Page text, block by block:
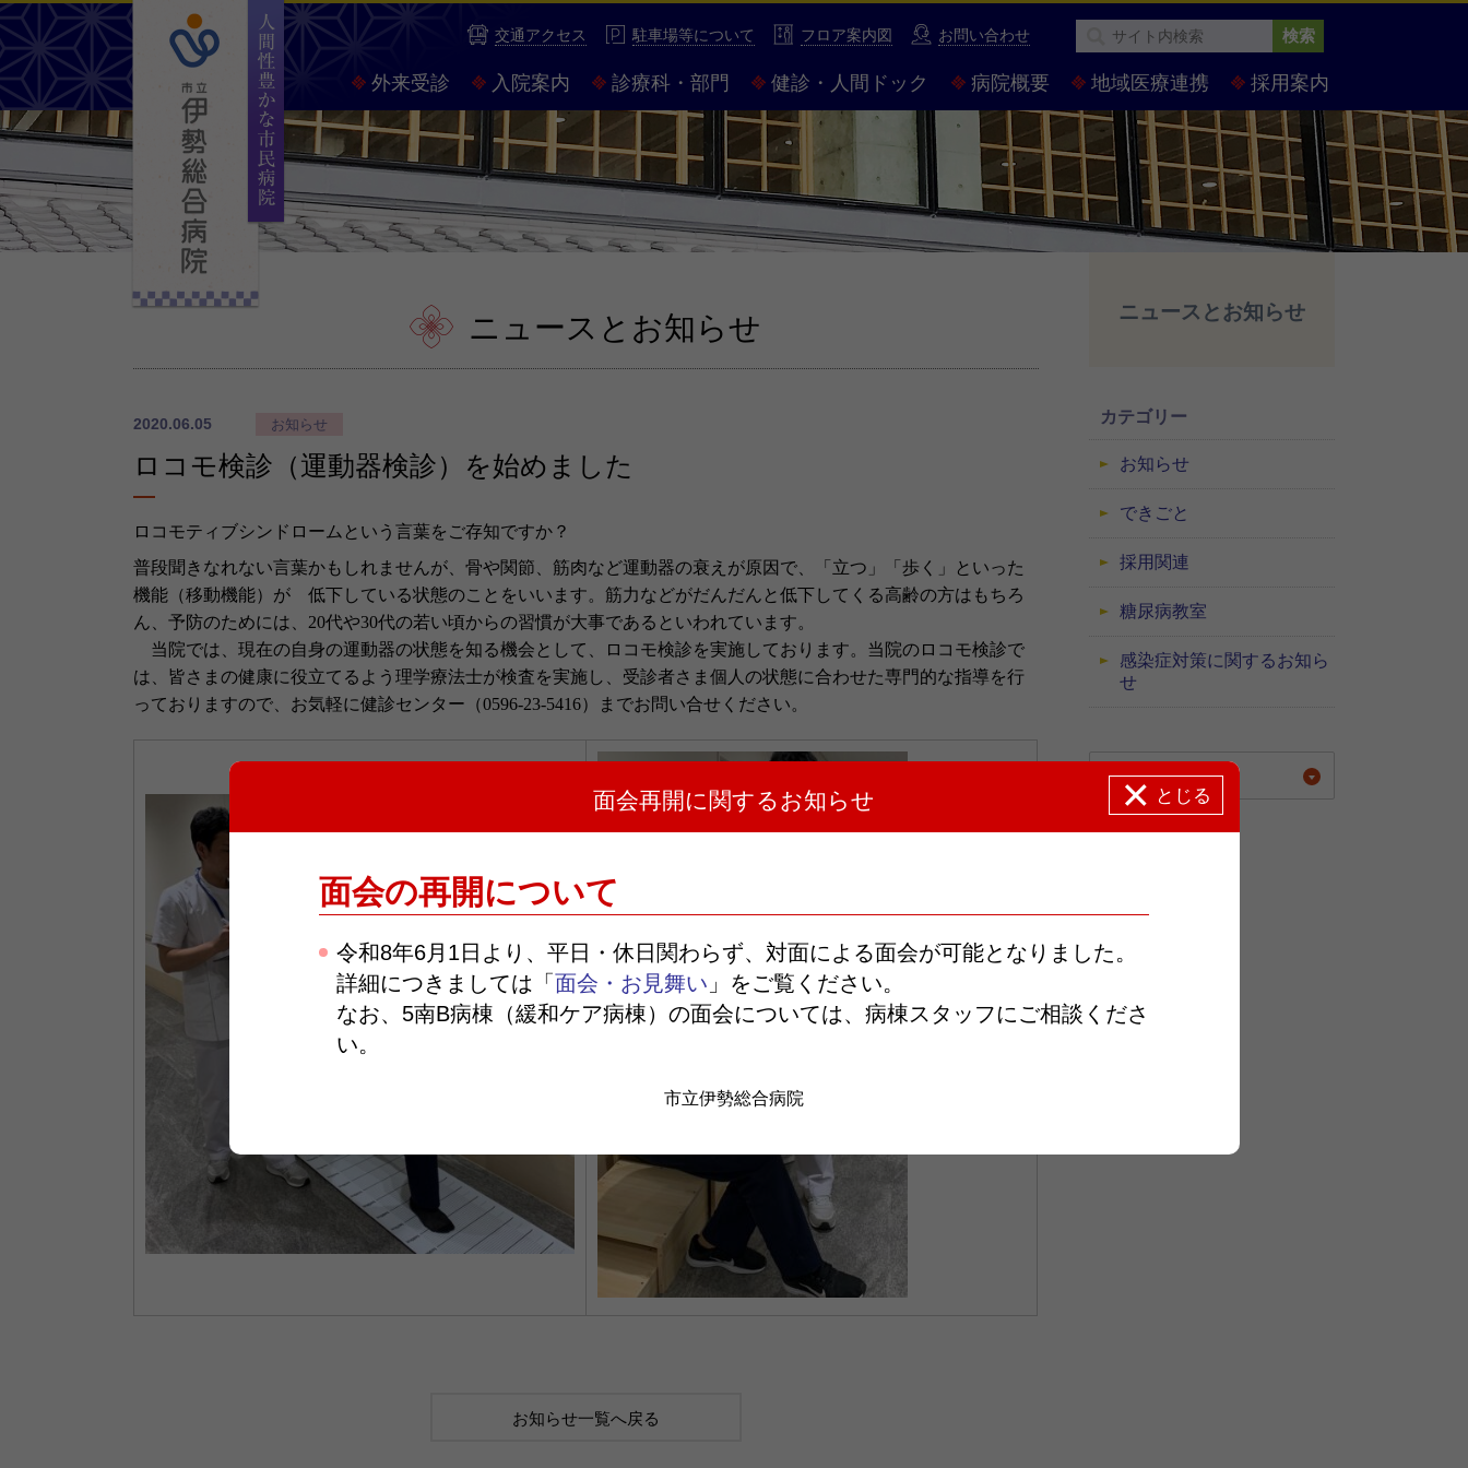
面会再開に関するお知らせ とじる
面会の再開について
令和8年6月1日より、平日・休日関わらず、対面による面会が可能となりました。
詳細につきましては「 面会・お見舞い 」をご覧ください。
なお、5南B病棟（緩和ケア病棟）の面会については、病棟スタッフにご相談くださ
い。
市立伊勢総合病院
人間性豊かな市民病院 市立伊勢総合病院
外来受診 入院案内 診療科・部門 健診・人間ドック 病院概要 地域医療連携 採用案内
交通アクセス 駐車場等について フロア案内図 お問い合わせ 検索
ニュースとお知らせ
2020.06.05 お知らせ
ロコモ検診（運動器検診）を始めました
ロコモティブシンドロームという言葉をご存知ですか？
普段聞きなれない言葉かもしれませんが、骨や関節、筋肉など運動器の衰えが原因で、「立つ」「歩く」といった
機能（移動機能）が 低下している状態のことをいいます。筋力などがだんだんと低下してくる高齢の方はもちろ
ん、予防のためには、 20代や30代の若い頃からの習慣が大事であるといわれています。
当院では、現在の自身の運動器の状態を知る機会として、ロコモ検診を実施しております。当院のロコモ検診で
は、皆さまの健康に役立てるよう理学療法士が検査を実施し、受診者さま個人の状態に合わせた専門的な指導を行
っておりますので、お気軽に健診センター（0596-23-5416）までお問い合せください。
お知らせ一覧へ戻る
ニュースとお知らせ
カテゴリー
お知らせ
できごと
採用関連
糖尿病教室
感染症対策に関するお知ら
せ
年別に表示する